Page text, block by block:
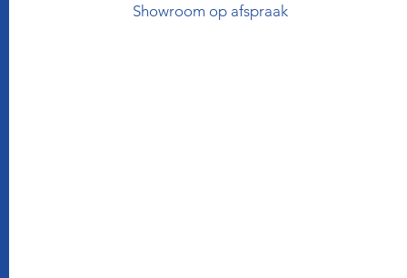
Showroom op afspraak